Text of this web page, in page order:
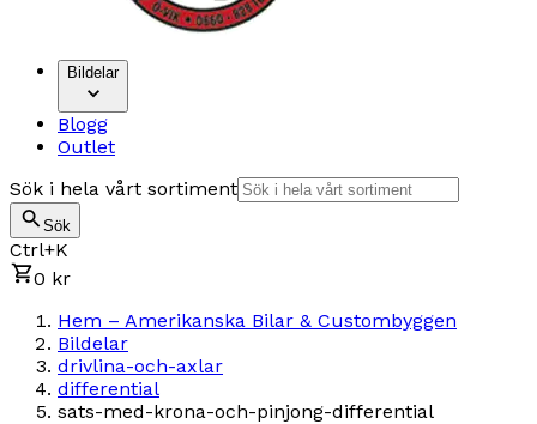
Bildelar
Blogg
Outlet
Sök i hela vårt sortiment
Sök
Ctrl+K
0 kr
Hem – Amerikanska Bilar & Custombyggen
Bildelar
drivlina-och-axlar
differential
sats-med-krona-och-pinjong-differential